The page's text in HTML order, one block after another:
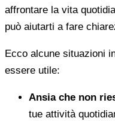
affrontare la vita
può aiutarti a fare
Ecco alcune situazioni
essere utile:
Ansia che non
tue attività